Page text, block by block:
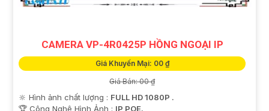
CAMERA VP-4R0425P HỒNG NGOẠI IP
Giá Khuyến Mại: 00 ₫
Giá Bán: 00 ₫
🔆 Hình ảnh chất lượng : FULL HD 1080P .
🏆 Công Nghệ Hình Ảnh : IP POE.